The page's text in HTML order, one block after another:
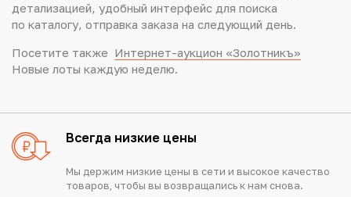
Инвестиционные монеты
детализацией, удобный интерфейс для поиска
по каталогу, отправка заказа на следующий день.
Посетите также Интернет-аукцион «Золотникъ»
Новые лоты каждую неделю.
Всегда низкие цены
Мы держим низкие цены в сети и высокое качество
товаров, чтобы вы возвращались к нам снова.